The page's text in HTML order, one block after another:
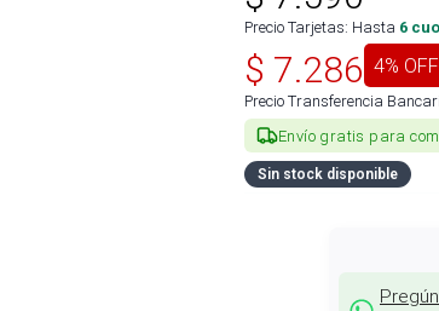
Precio Tarjetas: Hasta 6
$ 7.286 4% OFF
Precio Transferencia
Envío gratis para
Sin stock disponible